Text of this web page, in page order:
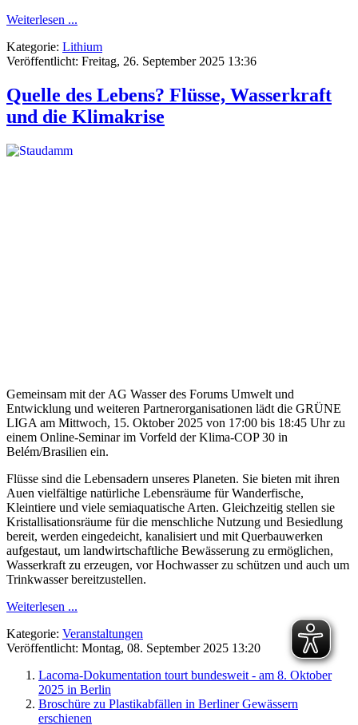
Weiterlesen ...
Kategorie: Lithium
Veröffentlicht: Freitag, 26. September 2025 13:36
Quelle des Lebens? Flüsse, Wasserkraft
und die Klimakrise
Gemeinsam mit der AG Wasser des Forums Umwelt und
Entwicklung und weiteren Partnerorganisationen lädt die GRÜNE
LIGA am Mittwoch, 15. Oktober 2025 von 17:00 bis 18:45 Uhr zu
einem Online-Seminar im Vorfeld der Klima-COP 30 in
Belém/Brasilien ein.
Flüsse sind die Lebensadern unseres Planeten. Sie bieten mit ihren
Auen vielfältige natürliche Lebensräume für Wanderfische,
Kleintiere und viele semiaquatische Arten. Gleichzeitig stellen sie
Kristallisationsräume für die menschliche Nutzung und Besiedlung
bereit, werden eingedeicht, kanalisiert und mit Querbauwerken
aufgestaut, um landwirtschaftliche Bewässerung zu ermöglichen,
Wasserkraft zu erzeugen, vor Hochwasser zu schützen und auch um
Trinkwasser bereitzustellen.
Weiterlesen ...
Kategorie: Veranstaltungen
Veröffentlicht: Montag, 08. September 2025 13:20
Lacoma-Dokumentation tourt bundesweit - am 8. Oktober
2025 in Berlin
Broschüre zu Plastikabfällen in Berliner Gewässern
erschienen